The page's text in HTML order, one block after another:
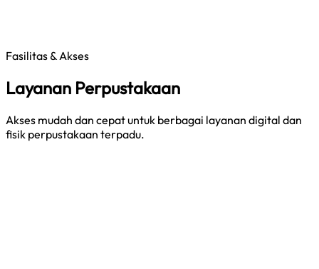
Fasilitas & Akses
Layanan Perpustakaan
Akses mudah dan cepat untuk berbagai layanan digital dan
fisik perpustakaan terpadu.